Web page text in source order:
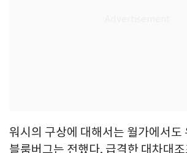
워시의 구상에 대해서는 월가에서도
블룸버그는 전했다. 급격한 대차대조